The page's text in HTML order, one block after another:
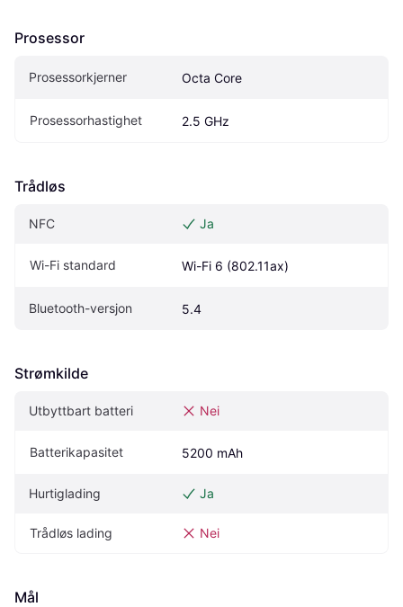
Prosessor
Prosessorkjerner Octa Core
Prosessorhastighet 2.5 GHz
Trådløs
NFC Ja
Wi-Fi standard Wi-Fi 6 (802.11ax)
Bluetooth-versjon 5.4
Strømkilde
Utbyttbart batteri Nei
Batterikapasitet 5200 mAh
Hurtiglading Ja
Trådløs lading Nei
Mål